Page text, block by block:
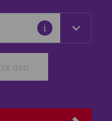
Plus
d'informations
i